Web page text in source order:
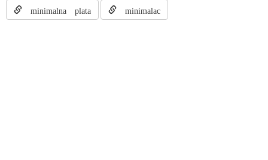
minimalna plata minimalac